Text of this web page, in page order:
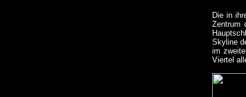
Die in
Zentrum
Skyline
im
Viertel